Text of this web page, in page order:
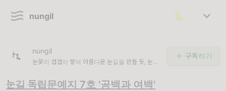
nungil
nungil
눈꽃이 겹겹이 쌓여 아름다운 눈길을 만들 듯, 눈꽃
구독하기
눈길 독립문예지 7호 '공백과 여백'